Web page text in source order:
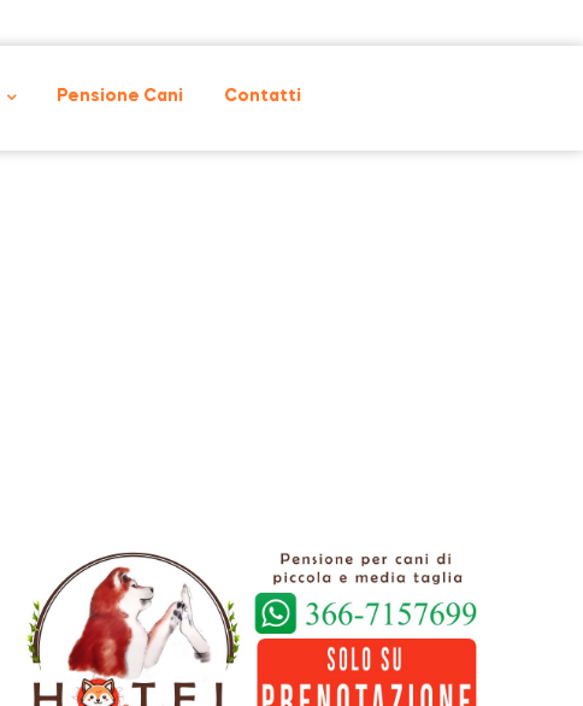
Pensione Cani Contatti